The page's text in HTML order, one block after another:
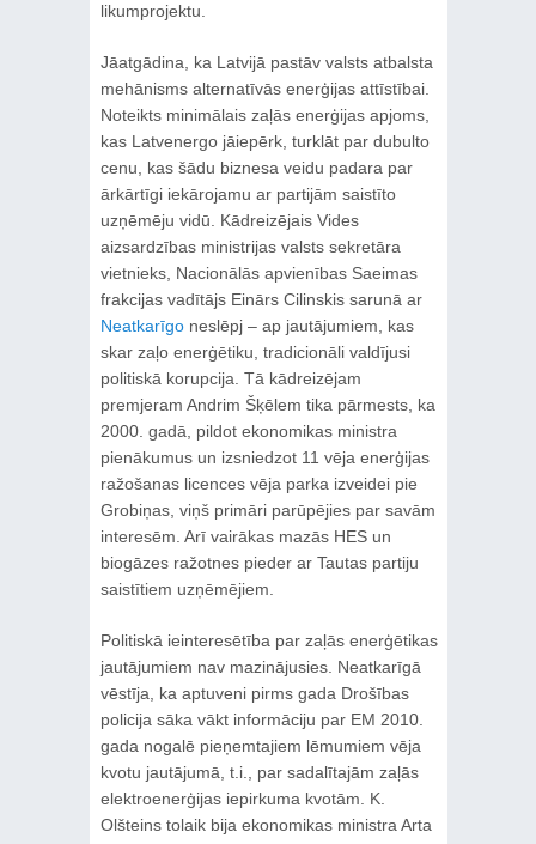
likumprojektu.
Jāatgādina, ka Latvijā pastāv valsts atbalsta
mehānisms alternatīvās enerģijas attīstībai.
Noteikts minimālais zaļās enerģijas apjoms,
kas Latvenergo jāiepērk, turklāt par dubulto
cenu, kas šādu biznesa veidu padara par
ārkārtīgi iekārojamu ar partijām saistīto
uzņēmēju vidū. Kādreizējais Vides
aizsardzības ministrijas valsts sekretāra
vietnieks, Nacionālās apvienības Saeimas
frakcijas vadītājs Einārs Cilinskis sarunā ar
Neatkarīgoneslēpj – ap jautājumiem, kas
skar zaļo enerģētiku, tradicionāli valdījusi
politiskā korupcija. Tā kādreizējam
premjeram Andrim Šķēlem tika pārmests, ka
2000. gadā, pildot ekonomikas ministra
pienākumus un izsniedzot 11 vēja enerģijas
ražošanas licences vēja parka izveidei pie
Grobiņas, viņš primāri parūpējies par savām
interesēm. Arī vairākas mazās HES un
biogāzes ražotnes pieder ar Tautas partiju
saistītiem uzņēmējiem.
Politiskā ieinteresētība par zaļās enerģētikas
jautājumiem nav mazinājusies. Neatkarīgā
vēstīja, ka aptuveni pirms gada Drošības
policija sāka vākt informāciju par EM 2010.
gada nogalē pieņemtajiem lēmumiem vēja
kvotu jautājumā, t.i., par sadalītajām zaļās
elektroenerģijas iepirkuma kvotām. K.
Olšteins tolaik bija ekonomikas ministra Arta